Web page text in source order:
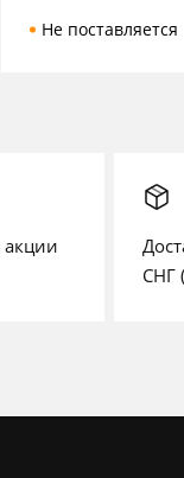
Не поставляется
акции
СНГ